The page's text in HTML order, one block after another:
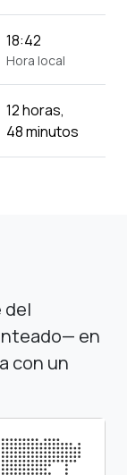
18:42
Hora local
12 horas,
48 minutos
del
en
con un